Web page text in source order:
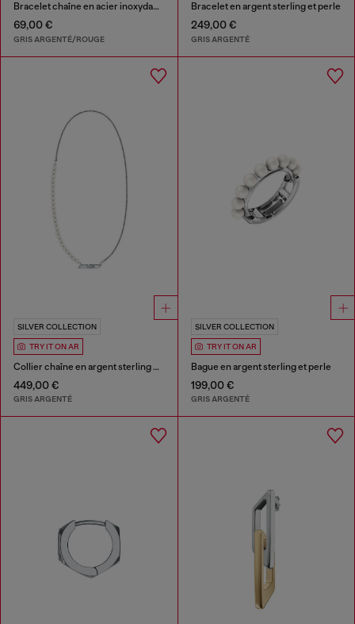
Bracelet chaîne en acier inoxydable
69,00 €
GRIS ARGENTÉ/ROUGE
Bracelet en argent sterling et perle
249,00 €
GRIS ARGENTÉ
SILVER COLLECTION
TRY IT ON AR
Collier chaîne en argent sterling et perles
449,00 €
GRIS ARGENTÉ
SILVER COLLECTION
TRY IT ON AR
Bague en argent sterling et perle
199,00 €
GRIS ARGENTÉ